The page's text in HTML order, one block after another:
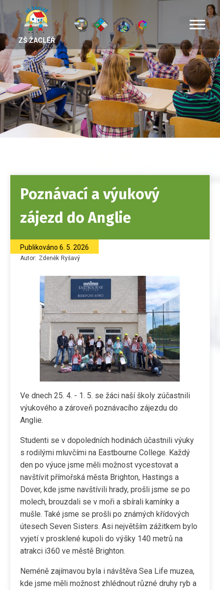
ZŠ ŽACLÉŘ
Poznávací a výukový
zájezd do Anglie
Publikováno 6. 5. 2026
Autor: Zdeněk Ryšavý
Ve dnech 25. 4. - 1. 5. se žáci naší školy zúčastnili
výukového a zároveň poznávacího zájezdu do
Anglie.
Studenti se v dopoledních hodinách účastnili výuky
s rodilými mluvčími na Eastbourne College. Každý
den po výuce jsme měli možnost vycestovat a
navštívit přímořská města Brighton, Hastings a
Dover, kde jsme navštívili hrady, prošli jsme se po
molech, brouzdali se v moři a sbírali kamínky a
mušle. Také jsme se prošli po známých křídových
útesech Seven Sisters. Asi největším zážitkem bylo
vyjetí v prosklené kupoli do výšky 140 metrů na
atrakci i360 ve městě Brighton.
Neméně zajímavou byla i návštěva Sea Life muzea,
kde jsme měli možnost zhlédnout různé druhy ryb a